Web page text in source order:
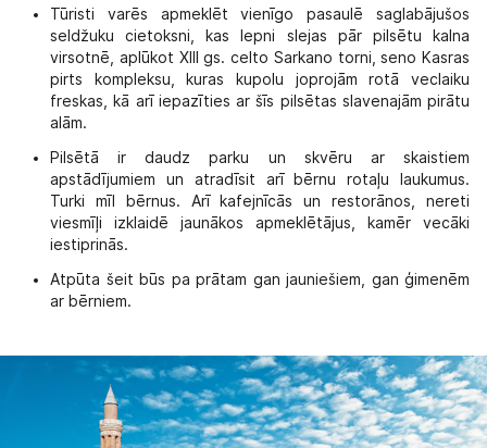
Tūristi varēs apmeklēt vienīgo pasaulē saglabājušos
seldžuku cietoksni, kas lepni slejas pār pilsētu kalna
virsotnē, aplūkot XIII gs. celto Sarkano torni, seno Kasras
pirts kompleksu, kuras kupolu joprojām rotā veclaiku
freskas, kā arī iepazīties ar šīs pilsētas slavenajām pirātu
alām.
Pilsētā ir daudz parku un skvēru ar skaistiem
apstādījumiem un atradīsit arī bērnu rotaļu laukumus.
Turki mīl bērnus. Arī kafejnīcās un restorānos, nereti
viesmīļi izklaidē jaunākos apmeklētājus, kamēr vecāki
iestiprinās.
Atpūta šeit būs pa prātam gan jauniešiem, gan ģimenēm
ar bērniem.